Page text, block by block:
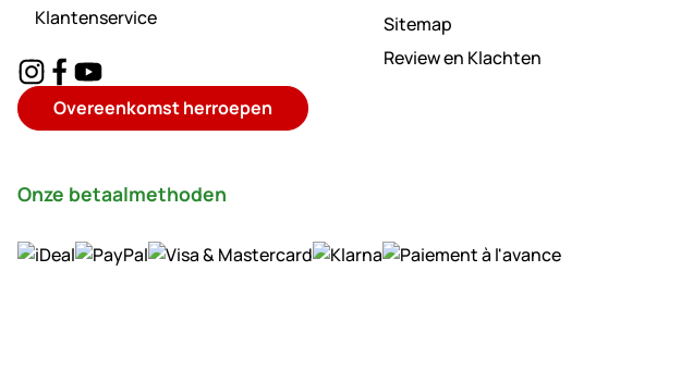
Klantenservice
Overeenkomst herroepen
Sitemap
Review en Klachten
Onze betaalmethoden